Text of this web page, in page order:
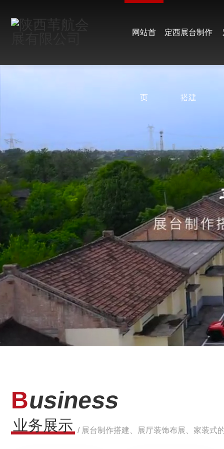
网站首
页
定西展台制作
搭建
Business
业务展示 / 展台制作搭建、展厅装饰布展、家装式